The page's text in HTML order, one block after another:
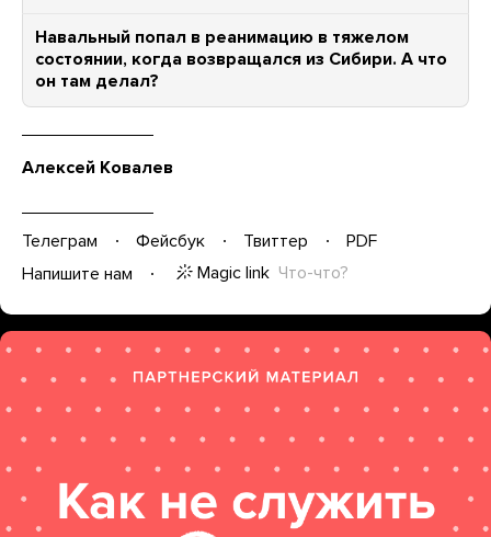
Навальный попал в реанимацию в тяжелом
состоянии, когда возвращался из Сибири. А что
он там делал?
Алексей Ковалев
Телеграм Фейсбук Твиттер
PDF
Напишите нам
Magic link Что-что?